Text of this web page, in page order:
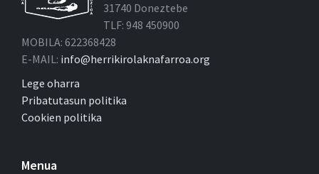
31740 Doneztebe
TLF: 948 450900
MOBILA: 622368428
E-MAIL: info@herrikirolaknafarroa.org
Lege oharra
Pribatutasun politika
Cookien politika
Menua